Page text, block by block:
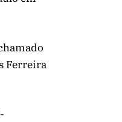
Ferreira